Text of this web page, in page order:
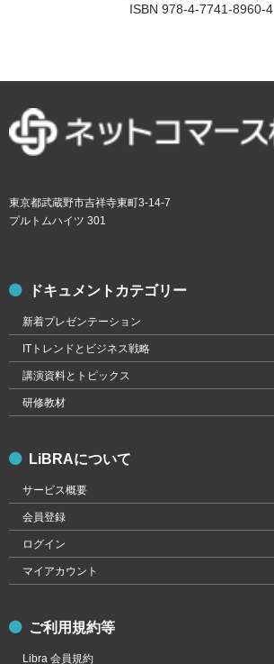
ISBN 978-4-7741-8960-4
東京都武蔵野市吉祥寺東町3-14-7
プルトムハイツ 301
ドキュメントカテゴリー
新着プレゼンテーション
ITトレンドとビジネス戦略
講演資料とトピックス
研修教材
LiBRAについて
サービス概要
会員登録
ログイン
マイアカウント
ご利用規約等
Libra 会員規約